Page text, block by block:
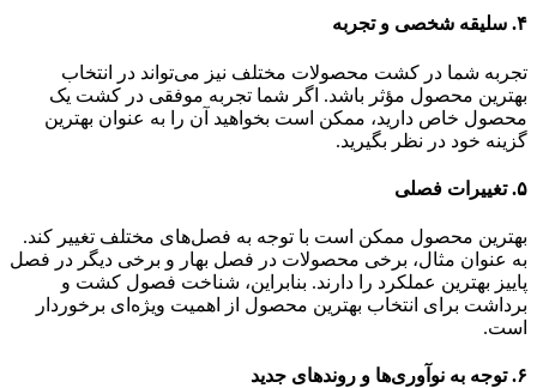
۴. سلیقه شخصی و تجربه
تجربه شما در کشت محصولات مختلف نیز می‌تواند در انتخاب
بهترین محصول مؤثر باشد. اگر شما تجربه موفقی در کشت یک
محصول خاص دارید، ممکن است بخواهید آن را به عنوان بهترین
گزینه خود در نظر بگیرید.
۵. تغییرات فصلی
بهترین محصول ممکن است با توجه به فصل‌های مختلف تغییر کند.
به عنوان مثال، برخی محصولات در فصل بهار و برخی دیگر در فصل
پاییز بهترین عملکرد را دارند. بنابراین، شناخت فصول کشت و
برداشت برای انتخاب بهترین محصول از اهمیت ویژه‌ای برخوردار
است.
۶. توجه به نوآوری‌ها و روندهای جدید